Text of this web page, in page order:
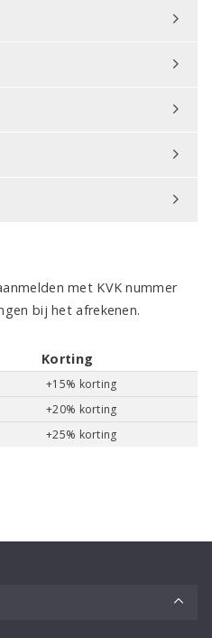
met KVK nummer
bij het afrekenen.
Korting
+15% korting
+20% korting
+25% korting